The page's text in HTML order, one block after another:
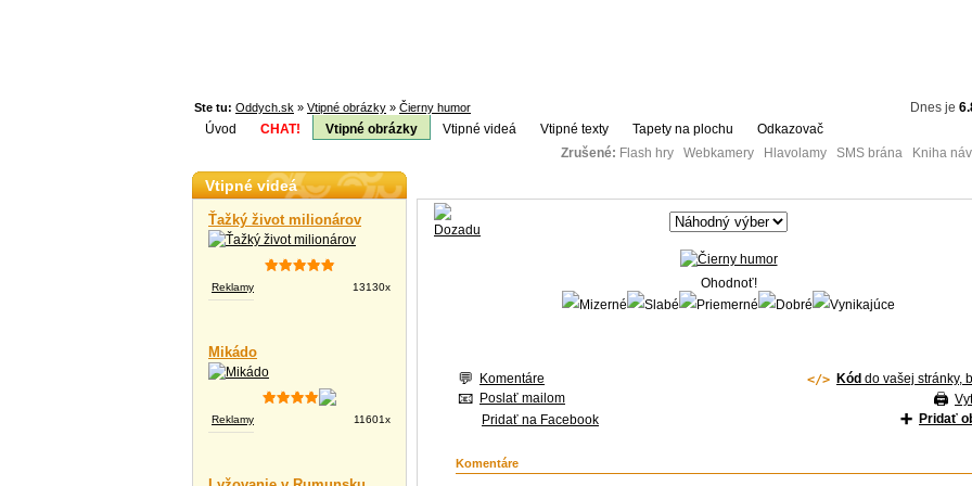
Ste tu: Oddych.sk » Vtipné obrázky » Čierny humor Dnes je
Úvod
CHAT! Vtipné obrázky Vtipné videá Vtipné texty Tapety na plochu
Odkazovač
Zrušené: Flash hry Webkamery Hlavolamy SMS brána Kniha
Vtipné videá
Ťažký život milionárov
Reklamy 13130x
Mikádo
Reklamy 11601x
Ohodnoť!
Komentáre
Poslať mailom
Pridať na Facebook
Kód do vašej stránky,
Pridať
Komentáre